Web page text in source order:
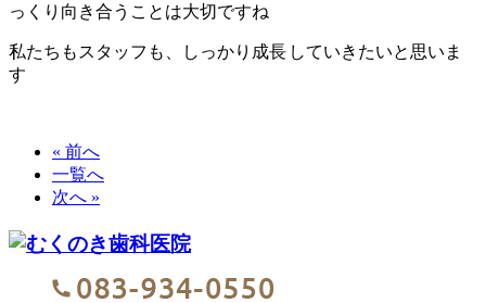
っくり向き合うことは大切ですね
私たちもスタッフも、しっかり成長 していきたいと思いま
す
« 前へ
一覧へ
次へ »